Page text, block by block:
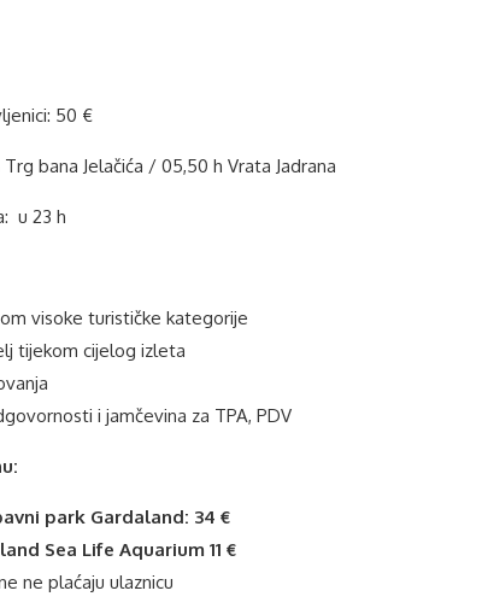
50 €
bana Jelačića / 05,50 h Vrata Jadrana
u 23 h
visoke turističke kategorije
tijekom cijelog izleta
i jamčevina za TPA, PDV
park Gardaland: 34 €
Sea Life Aquarium 11 €
ne plaćaju ulaznicu